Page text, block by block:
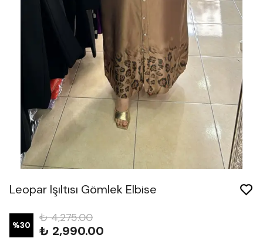
Leopar Işıltısı Gömlek Elbise
%30
₺ 4,275.00
₺ 2,990.00